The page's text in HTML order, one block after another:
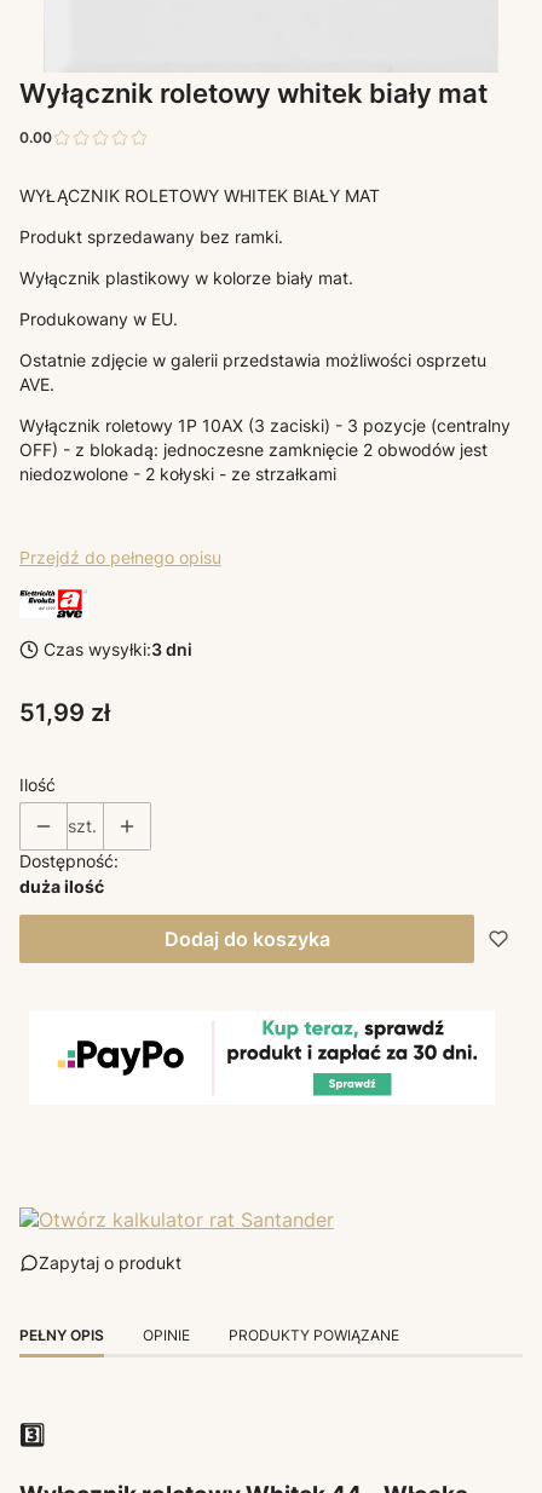
Wyłącznik roletowy whitek biały mat
0.00
WYŁĄCZNIK ROLETOWY WHITEK BIAŁY MAT
Produkt sprzedawany bez ramki.
Wyłącznik plastikowy w kolorze biały mat.
Produkowany w EU.
Ostatnie zdjęcie w galerii przedstawia możliwości osprzetu
AVE.
Wyłącznik roletowy 1P 10AX (3 zaciski) - 3 pozycje (centralny
OFF) - z blokadą: jednoczesne zamknięcie 2 obwodów jest
niedozwolone - 2 kołyski - ze strzałkami
Przejdź do pełnego opisu
Czas wysyłki:3 dni
Cena
51,99 zł
Ilość
szt.
Dostępność:
duża ilość
Dodaj do koszyka
Zapytaj o produkt
PEŁNY OPIS OPINIE PRODUKTY POWIĄZANE
3️⃣